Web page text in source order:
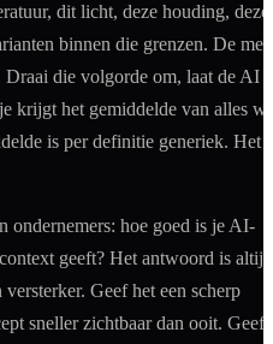
dit licht, deze houding, deze
binnen die grenzen. De
Draai die volgorde om, laat de AI
krijgt het gemiddelde van alles
is per definitie generiek. Het
ondernemers: hoe goed is je AI-
geeft? Het antwoord is altijd
Geef het een scherp
sneller zichtbaar dan ooit. Geef